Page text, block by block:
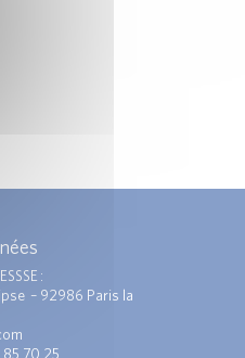
:
– 92986 Paris la
85 70 25